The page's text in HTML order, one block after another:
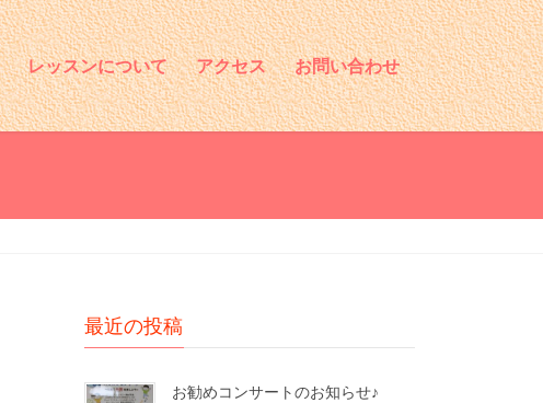
レッスンについて アクセス お問い合わせ
最近の投稿
お勧めコンサートのお知らせ♪